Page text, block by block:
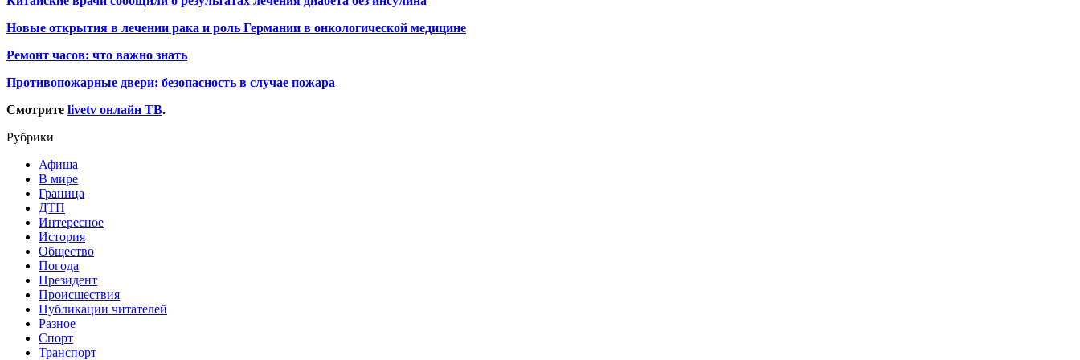
Новые открытия в лечении рака и роль Германии в онкологической медицине
Ремонт часов: что важно знать
Противопожарные двери: безопасность в случае пожара
Смотрите livetv онлайн ТВ.
Рубрики
Афиша
В мире
Граница
ДТП
Интересное
История
Общество
Погода
Президент
Происшествия
Публикации читателей
Разное
Спорт
Транспорт